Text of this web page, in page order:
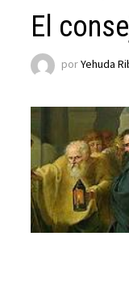
El
porYehuda